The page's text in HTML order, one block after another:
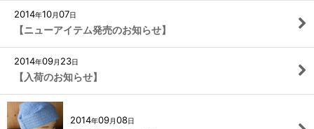
2014年10月07日
【ニューアイテム発売のお知らせ】
2014年09月 23日
【入荷のお知らせ】
2014年09月08日